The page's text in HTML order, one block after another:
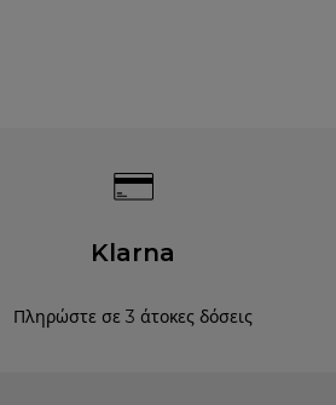
Klarna
Πληρώστε σε 3 άτοκες δόσεις